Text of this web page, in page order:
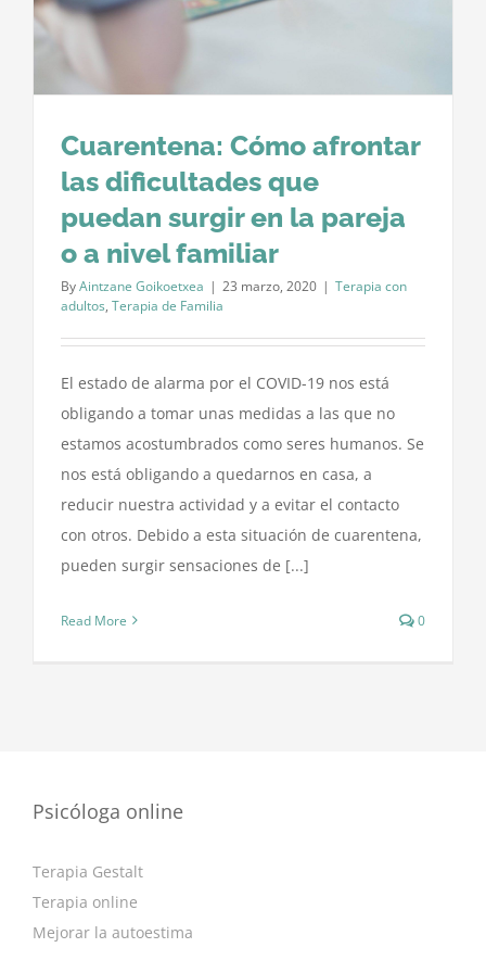
Cuarentena: Cómo afrontar
las dificultades que
puedan surgir en la pareja
o a nivel familiar
ByAintzane Goikoetxea | 23 marzo, 2020 | Terapia con
adultos, Terapia de Familia
El estado de alarma por el COVID-19 nos está
obligando a tomar unas medidas a las que no
estamos acostumbrados como seres humanos. Se
nos está obligando a quedarnos en casa, a
reducir nuestra actividad y a evitar el contacto
con otros. Debido a esta situación de cuarentena,
pueden surgir sensaciones de [...]
Read More 0
Psicóloga online
Terapia Gestalt
Terapia online
Mejorar la autoestima